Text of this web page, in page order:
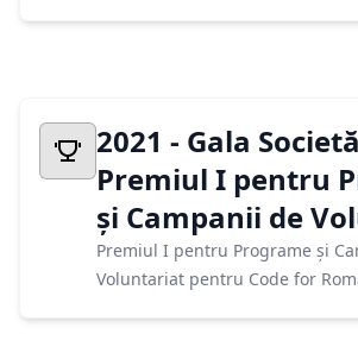
Premiul I pentru Programe și
Voluntariat pentru Code for
2021 - Gala
Premiul I pentru
și Campanii de